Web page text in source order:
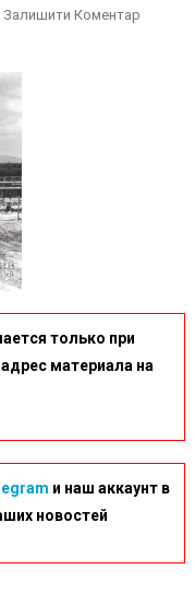
Залишити КоментарOn
только при
материала на
и наш аккаунт в
новостей